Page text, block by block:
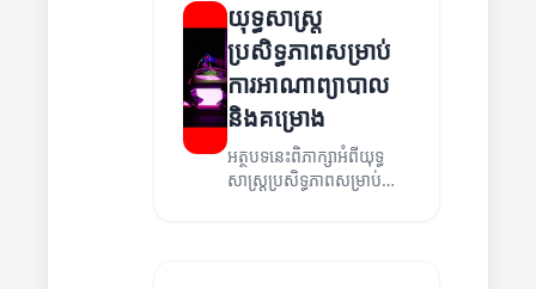
យុទ្ធសាស្ត្រ
ប្រសិទ្ធភាពសម្រាប់
ការអាណាព្យាបាល
និងគម្រោង
អត្ថបទនេះពិភាក្សាអំពីយុទ្ធ
សាស្ត្រប្រសិទ្ធភាពសម្រាប់ការ